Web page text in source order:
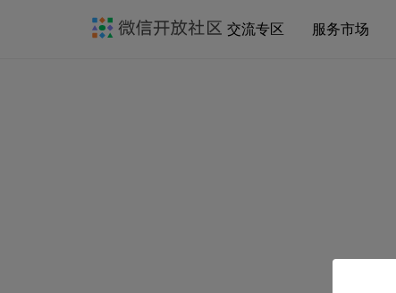
交流专区 服务市场